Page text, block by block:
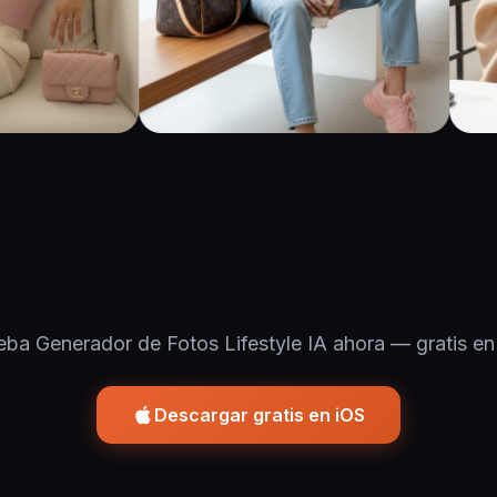
Generador de Fotos Lifestyle IA ahora — gratis en
Descargar gratis en iOS